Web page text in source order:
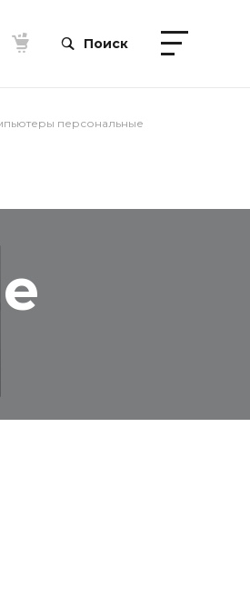
Поиск
персональные